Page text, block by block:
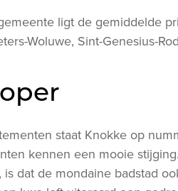
ligt de gemiddelde
Woluwe, Sint-Genesius-
staat Knokke op
kennen een mooie
dat de mondaine badstad